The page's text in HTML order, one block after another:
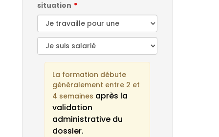
situation
La formation débute
généralement entre 2 et
4 semaines après la
validation
administrative du
dossier.